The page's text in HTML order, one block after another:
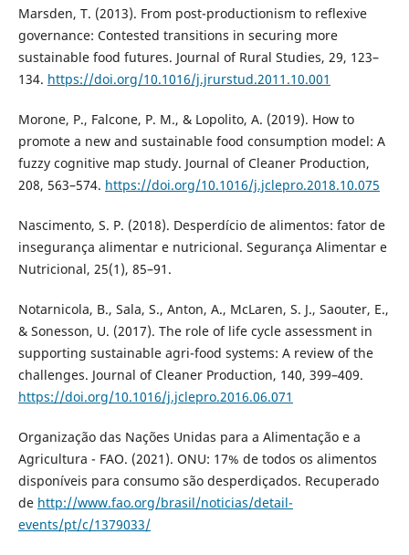
Marsden, T. (2013). From post-productionism to reflexive
governance: Contested transitions in securing more
sustainable food futures. Journal of Rural Studies, 29, 123–
134. https://doi.org/10.1016/j.jrurstud.2011.10.001
Morone, P., Falcone, P. M., & Lopolito, A. (2019). How to
promote a new and sustainable food consumption model: A
fuzzy cognitive map study. Journal of Cleaner Production,
208, 563–574. https://doi.org/10.1016/j.jclepro.2018.10.075
Nascimento, S. P. (2018). Desperdício de alimentos: fator de
insegurança alimentar e nutricional. Segurança Alimentar e
Nutricional, 25(1), 85–91.
Notarnicola, B., Sala, S., Anton, A., McLaren, S. J., Saouter, E.,
& Sonesson, U. (2017). The role of life cycle assessment in
supporting sustainable agri-food systems: A review of the
challenges. Journal of Cleaner Production, 140, 399–409.
https://doi.org/10.1016/j.jclepro.2016.06.071
Organização das Nações Unidas para a Alimentação e a
Agricultura - FAO. (2021). ONU: 17% de todos os alimentos
disponíveis para consumo são desperdiçados. Recuperado
de http://www.fao.org/brasil/noticias/detail-
events/pt/c/1379033/